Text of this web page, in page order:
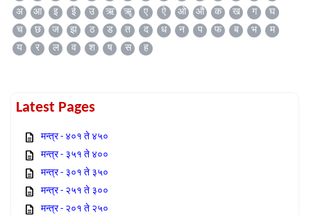
अ
आ इ ई उ ऋ ॠ ए ऐ ओ औ क ख ग
घ
च
छ ज झ ठ ड त द ध न प फ ब भ
म
य
र ल व श ष स ह
Latest Pages
मन्त्र - ४०१ ते ४५०
मन्त्र - ३५१ ते ४००
मन्त्र - ३०१ ते ३५०
मन्त्र - २५१ ते ३००
मन्त्र - २०१ ते २५०